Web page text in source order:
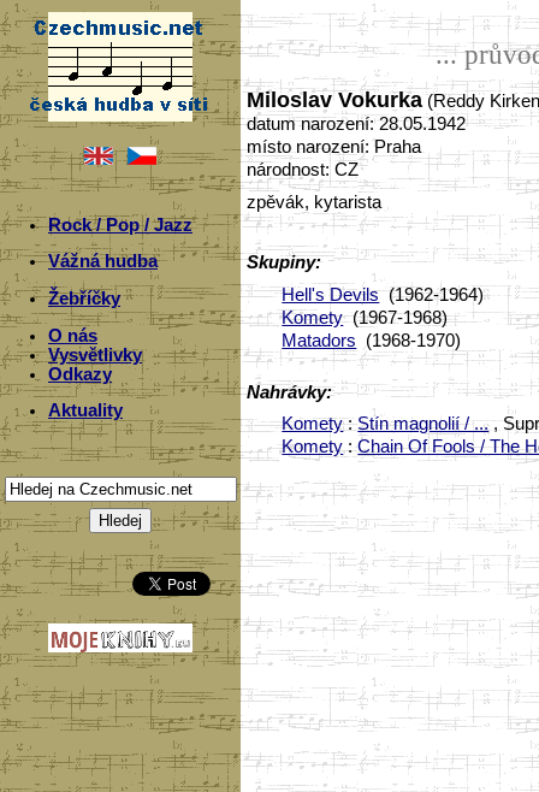
Rock / Pop / Jazz
Vážná hudba
Žebříčky
O nás
Vysvětlivky
Odkazy
Aktuality
...
Miloslav Vokurka(Reddy
datum narození: 28.05.1942
místo narození: Praha
národnost: CZ
zpěvák, kytarista
Skupiny:
Hell's Devils(1962-1964)
Komety(1967-1968)
Matadors (1968-1970)
Nahrávky:
Komety:Stín magnolií / ...,
Komety:Chain Of Fools / The